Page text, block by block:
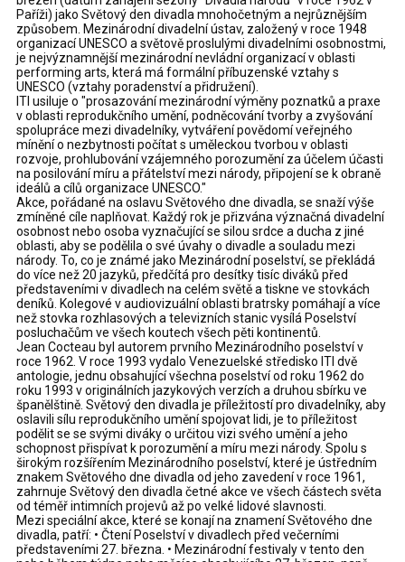
Paříži) jako Světový den divadla mnohočetným a nejrůznějším
způsobem. Mezinárodní divadelní ústav, založený v roce 1948
organizací UNESCO a světově proslulými divadelními osobnostmi,
je nejvýznamnější mezinárodní nevládní organizací v oblasti
performing arts, která má formální příbuzenské vztahy s
UNESCO (vztahy poradenství a přidružení).
ITI usiluje o "prosazování mezinárodní výměny poznatků a praxe
v oblasti reprodukčního umění, podněcování tvorby a zvyšování
spolupráce mezi divadelníky, vytváření povědomí veřejného
mínění o nezbytnosti počítat s uměleckou tvorbou v oblasti
rozvoje, prohlubování vzájemného porozumění za účelem účasti
na posilování míru a přátelství mezi národy, připojení se k obraně
ideálů a cílů organizace UNESCO."
Akce, pořádané na oslavu Světového dne divadla, se snaží výše
zmíněné cíle naplňovat. Každý rok je přizvána význačná divadelní
osobnost nebo osoba vyznačující se silou srdce a ducha z jiné
oblasti, aby se podělila o své úvahy o divadle a souladu mezi
národy. To, co je známé jako Mezinárodní poselství, se překládá
do více než 20 jazyků, předčítá pro desítky tisíc diváků před
představeními v divadlech na celém světě a tiskne ve stovkách
deníků. Kolegové v audiovizuální oblasti bratrsky pomáhají a více
než stovka rozhlasových a televizních stanic vysílá Poselství
posluchačům ve všech koutech všech pěti kontinentů.
Jean Cocteau byl autorem prvního Mezinárodního poselství v
roce 1962. V roce 1993 vydalo Venezuelské středisko ITI dvě
antologie, jednu obsahující všechna poselství od roku 1962 do
roku 1993 v originálních jazykových verzích a druhou sbírku ve
španělštině. Světový den divadla je příležitostí pro divadelníky, aby
oslavili sílu reprodukčního umění spojovat lidi, je to příležitost
podělit se se svými diváky o určitou vizi svého umění a jeho
schopnost přispívat k porozumění a míru mezi národy. Spolu s
širokým rozšířením Mezinárodního poselství, které je ústředním
znakem Světového dne divadla od jeho zavedení v roce 1961,
zahrnuje Světový den divadla četné akce ve všech částech světa
od téměř intimních projevů až po velké lidové slavnosti.
Mezi speciální akce, které se konají na znamení Světového dne
divadla, patří: • Čtení Poselství v divadlech před večerními
představeními 27. března. • Mezinárodní festivaly v tento den